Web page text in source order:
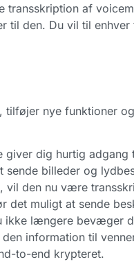
transskription af
til den. Du vil til
tilføjer nye funktioner
giver dig hurtig
sende billeder og
vil den nu være
det muligt at sende
ikke længere bevæger
information til
to-end krypteret.